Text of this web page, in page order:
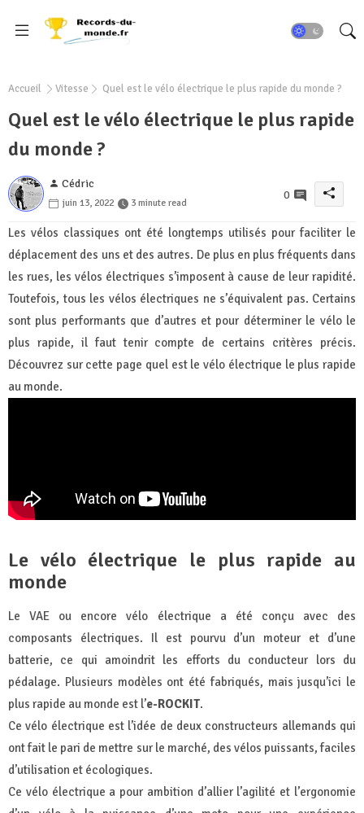
Accueil Vitesse Quel est le vélo électrique le plus rapide du monde ?
Quel est le vélo électrique le plus rapide
du monde ?
Cédric
juin 13, 2022 3 minute read
0
Les vélos classiques ont été longtemps utilisés pour faciliter le
déplacement des uns et des autres. De plus en plus fréquents dans
les rues, les vélos électriques s’imposent à cause de leur rapidité.
Toutefois, tous les vélos électriques ne s’équivalent pas. Certains
sont plus performants que d’autres et pour déterminer le vélo le
plus rapide, il faut tenir compte de certains critères précis.
Découvrez sur cette page quel est le vélo électrique le plus rapide
au monde.
Le vélo électrique le plus rapide au
monde
Le VAE ou encore vélo électrique a été conçu avec des
composants électriques. Il est pourvu d’un moteur et d’une
batterie, ce qui amoindrit les efforts du conducteur lors du
pédalage. Plusieurs modèles ont été fabriqués, mais jusqu’ici le
plus rapide au monde est l’e-ROCKIT.
Ce vélo électrique est l’idée de deux constructeurs allemands qui
ont fait le pari de mettre sur le marché, des vélos puissants, faciles
d’utilisation et écologiques.
Ce vélo électrique a pour ambition d’allier l’agilité et l’ergonomie